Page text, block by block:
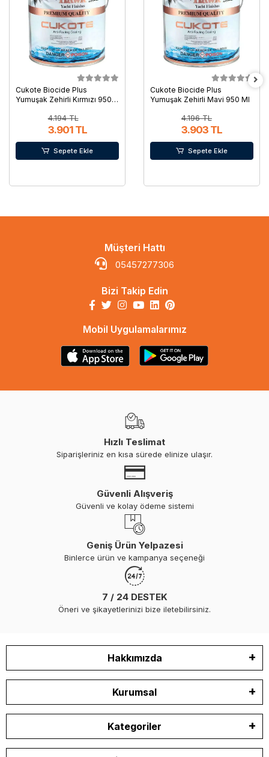
Cukote Biocide Plus
Yumuşak Zehirli Kırmızı 950
4.194 TL
3.901 TL
Sepete Ekle
Cukote Biocide Plus
Yumuşak Zehirli Mavi 950 Ml
4.196 TL
3.903 TL
Sepete Ekle
Müşteri Hattı
05457277306
Bizi Takip Edin
Mobil Uygulamalarımız
Hızlı Teslimat
Siparişleriniz en kısa sürede elinize ulaşır.
Güvenli Alışveriş
Güvenli ve kolay ödeme sistemi
Geniş Ürün Yelpazesi
Binlerce ürün ve kampanya seçeneği
7 / 24 DESTEK
Öneri ve şikayetlerinizi bize iletebilirsiniz.
Hakkımızda
Kurumsal
Kategoriler